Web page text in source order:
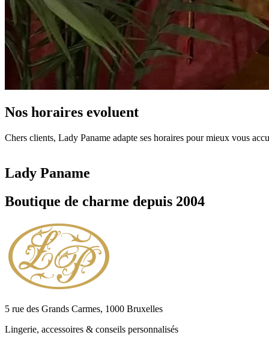
Nos horaires evoluent
Chers clients, Lady Paname adapte ses horaires pour mieux vous
Lady Paname
Boutique de charme depuis 2004
5 rue des Grands Carmes, 1000 Bruxelles
Lingerie, accessoires & conseils personnalisés